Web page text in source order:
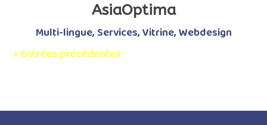
AsiaOptima
Multi-lingue, Services,Vitrine,Webdesign
« Entrées précédentes